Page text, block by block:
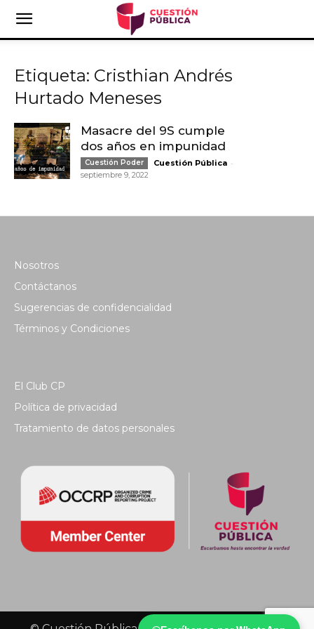
Etiqueta: Cristhian Andrés
Hurtado Meneses
Masacre del 9S cumple
dos años en impunidad
Cuestión Poder Cuestión Pública -
septiembre 9, 2022
Nosotros
Contáctanos
Sugerencias de confidencialidad
Términos y Condiciones
El Club CP
Política de privacidad
Tratamiento de datos personales